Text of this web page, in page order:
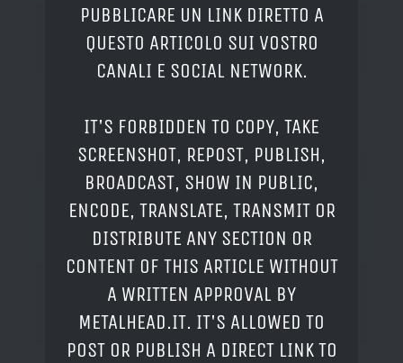
PUBBLICARE UN LINK DIRETTO A
QUESTO ARTICOLO SUI VOSTRO
CANALI E SOCIAL NETWORK.
IT'S FORBIDDEN TO COPY, TAKE
SCREENSHOT, REPOST, PUBLISH,
BROADCAST, SHOW IN PUBLIC,
ENCODE, TRANSLATE, TRANSMIT OR
DISTRIBUTE ANY SECTION OR
CONTENT OF THIS ARTICLE WITHOUT
A WRITTEN APPROVAL BY
METALHEAD.IT. IT'S ALLOWED TO
POST OR PUBLISH A DIRECT LINK TO